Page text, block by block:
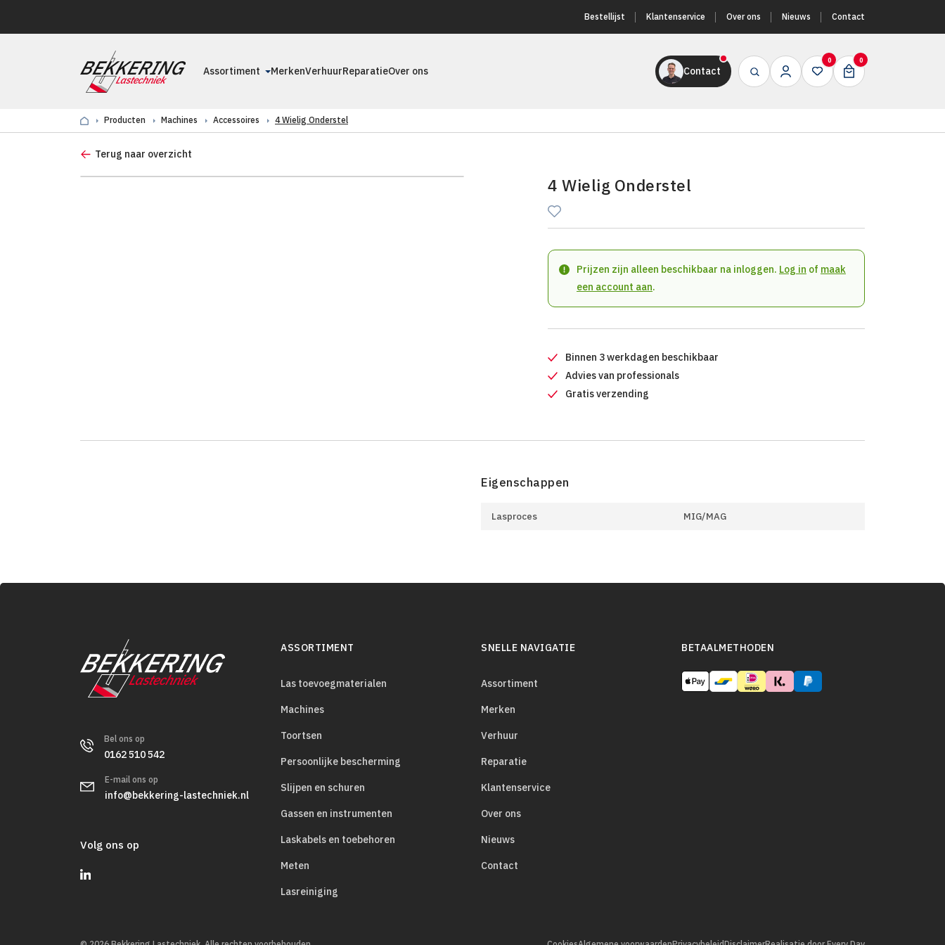
Bestellijst Klantenservice Over ons Nieuws Contact
Assortiment MerkenVerhuurReparatieOver ons Contact
0 0
Producten Machines Accessoires 4 Wielig Onderstel
Terug naar overzicht
4 Wielig Onderstel
Prijzen zijn alleen beschikbaar na inloggen. Log in of maak
een account aan.
Binnen 3 werkdagen beschikbaar
Advies van professionals
Gratis verzending
Eigenschappen
Lasproces MIG/MAG
Bel ons op
0162 510 542
E-mail ons op
info@bekkering-lastechniek.nl
Volg ons op
ASSORTIMENT
Las toevoegmaterialen
Machines
Toortsen
Persoonlijke bescherming
Slijpen en schuren
Gassen en instrumenten
Laskabels en toebehoren
Meten
Lasreiniging
SNELLE NAVIGATIE
Assortiment
Merken
Verhuur
Reparatie
Klantenservice
Over ons
Nieuws
Contact
BETAALMETHODEN